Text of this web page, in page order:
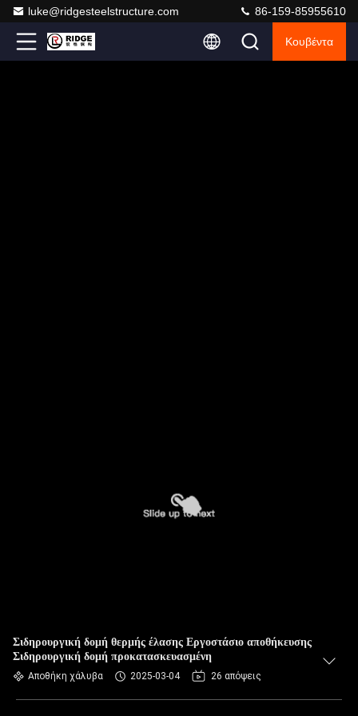
luke@ridgesteelstructure.com 86-159-85955610
Κουβέντα
Σιδηρουργική δομή θερμής έλασης Εργοστάσιο αποθήκευσης
Σιδηρουργική δομή προκατασκευασμένη
Αποθήκη χάλυβα 2025-03-04 26 απόψεις